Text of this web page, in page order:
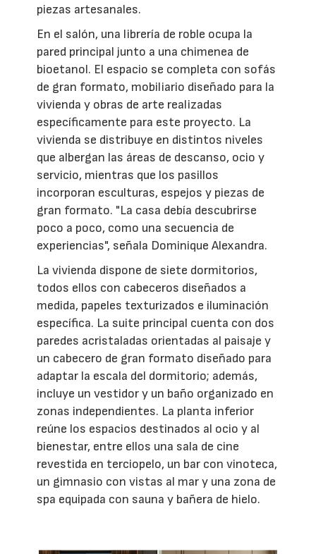
piezas artesanales.
En el salón, una librería de roble ocupa la
pared principal junto a una chimenea de
bioetanol. El espacio se completa con sofás
de gran formato, mobiliario diseñado para la
vivienda y obras de arte realizadas
específicamente para este proyecto. La
vivienda se distribuye en distintos niveles
que albergan las áreas de descanso, ocio y
servicio, mientras que los pasillos
incorporan esculturas, espejos y piezas de
gran formato. "La casa debía descubrirse
poco a poco, como una secuencia de
experiencias", señala Dominique Alexandra.
La vivienda dispone de siete dormitorios,
todos ellos con cabeceros diseñados a
medida, papeles texturizados e iluminación
específica. La suite principal cuenta con dos
paredes acristaladas orientadas al paisaje y
un cabecero de gran formato diseñado para
adaptar la escala del dormitorio; además,
incluye un vestidor y un baño organizado en
zonas independientes. La planta inferior
reúne los espacios destinados al ocio y al
bienestar, entre ellos una sala de cine
revestida en terciopelo, un bar con vinoteca,
un gimnasio con vistas al mar y una zona de
spa equipada con sauna y bañera de hielo.